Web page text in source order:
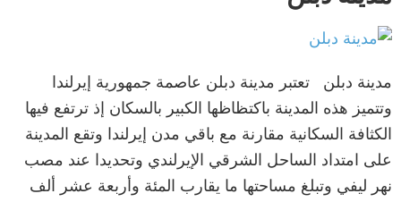
مدينة دبلن تعتبر مدينة دبلن عاصمة جمهورية إيرلندا
وتتميز هذه المدينة باكتظاظها الكبير بالسكان إذ ترتفع فيها
الكثافة السكانية مقارنة مع باقي مدن إيرلندا وتقع المدينة
على امتداد الساحل الشرقي الإيرلندي وتحديدا عند مصب
نهر ليفي وتبلغ مساحتها ما يقارب المئة وأربعة عشر ألف